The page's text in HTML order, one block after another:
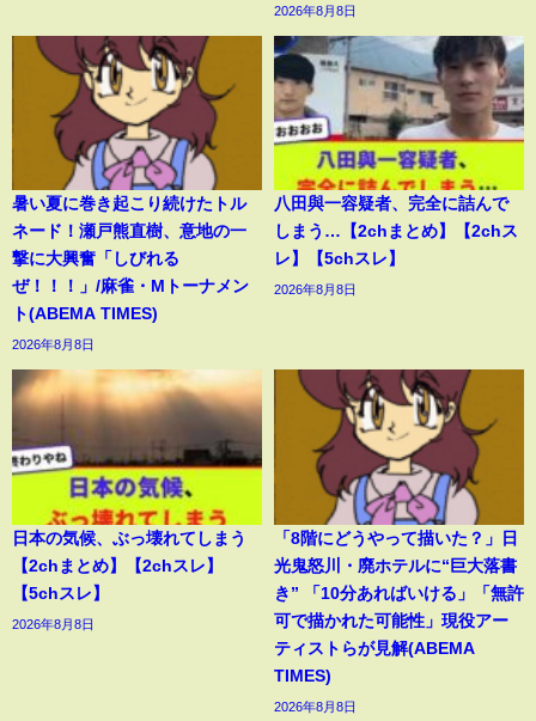
2026年8月8日
暑い夏に巻き起こり続けたトル
ネード！瀬戸熊直樹、意地の一
撃に大興奮「しびれる
ぜ！！！」/麻雀・Mトーナメン
ト(ABEMA TIMES)
2026年8月8日
八田與一容疑者、完全に詰んで
しまう…【2chまとめ】【2chス
レ】【5chスレ】
2026年8月8日
日本の気候、ぶっ壊れてしまう
【2chまとめ】【2chスレ】
【5chスレ】
2026年8月8日
「8階にどうやって描いた？」日
光鬼怒川・廃ホテルに“巨大落書
き” 「10分あればいける」「無許
可で描かれた可能性」現役アー
ティストらが見解(ABEMA
TIMES)
2026年8月8日